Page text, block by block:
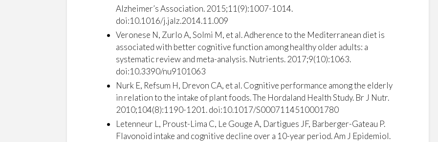
Alzheimer’s Association. 2015;11(9):1007-1014.
doi:10.1016/j.jalz.2014.11.009
Veronese N, Zurlo A, Solmi M, et al. Adherence to the Mediterranean diet is
associated with better cognitive function among healthy older adults: a
systematic review and meta-analysis. Nutrients. 2017;9(10):1063.
doi:10.3390/nu9101063
Nurk E, Refsum H, Drevon CA, et al. Cognitive performance among the elderly
in relation to the intake of plant foods. The Hordaland Health Study. Br J Nutr.
2010;104(8):1190-1201. doi:10.1017/S0007114510001780
Letenneur L, Proust-Lima C, Le Gouge A, Dartigues JF, Barberger-Gateau P.
Flavonoid intake and cognitive decline over a 10-year period. Am J Epidemiol.